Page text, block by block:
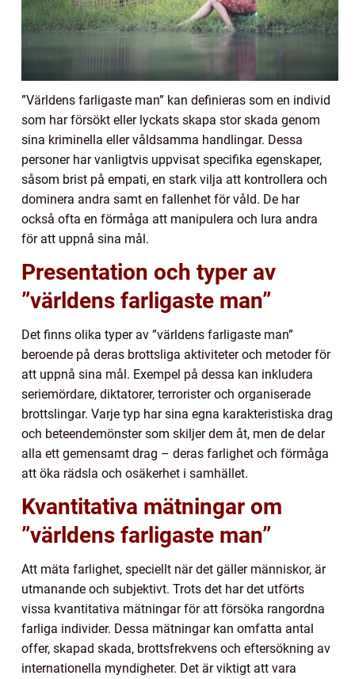
”Världens farligaste man” kan definieras som en individ
som har försökt eller lyckats skapa stor skada genom
sina kriminella eller våldsamma handlingar. Dessa
personer har vanligtvis uppvisat specifika egenskaper,
såsom brist på empati, en stark vilja att kontrollera och
dominera andra samt en fallenhet för våld. De har
också ofta en förmåga att manipulera och lura andra
för att uppnå sina mål.
Presentation och typer av
”världens farligaste man”
Det finns olika typer av ”världens farligaste man”
beroende på deras brottsliga aktiviteter och metoder för
att uppnå sina mål. Exempel på dessa kan inkludera
seriemördare, diktatorer, terrorister och organiserade
brottslingar. Varje typ har sina egna karakteristiska drag
och beteendemönster som skiljer dem åt, men de delar
alla ett gemensamt drag – deras farlighet och förmåga
att öka rädsla och osäkerhet i samhället.
Kvantitativa mätningar om
”världens farligaste man”
Att mäta farlighet, speciellt när det gäller människor, är
utmanande och subjektivt. Trots det har det utförts
vissa kvantitativa mätningar för att försöka rangordna
farliga individer. Dessa mätningar kan omfatta antal
offer, skapad skada, brottsfrekvens och eftersökning av
internationella myndigheter. Det är viktigt att vara